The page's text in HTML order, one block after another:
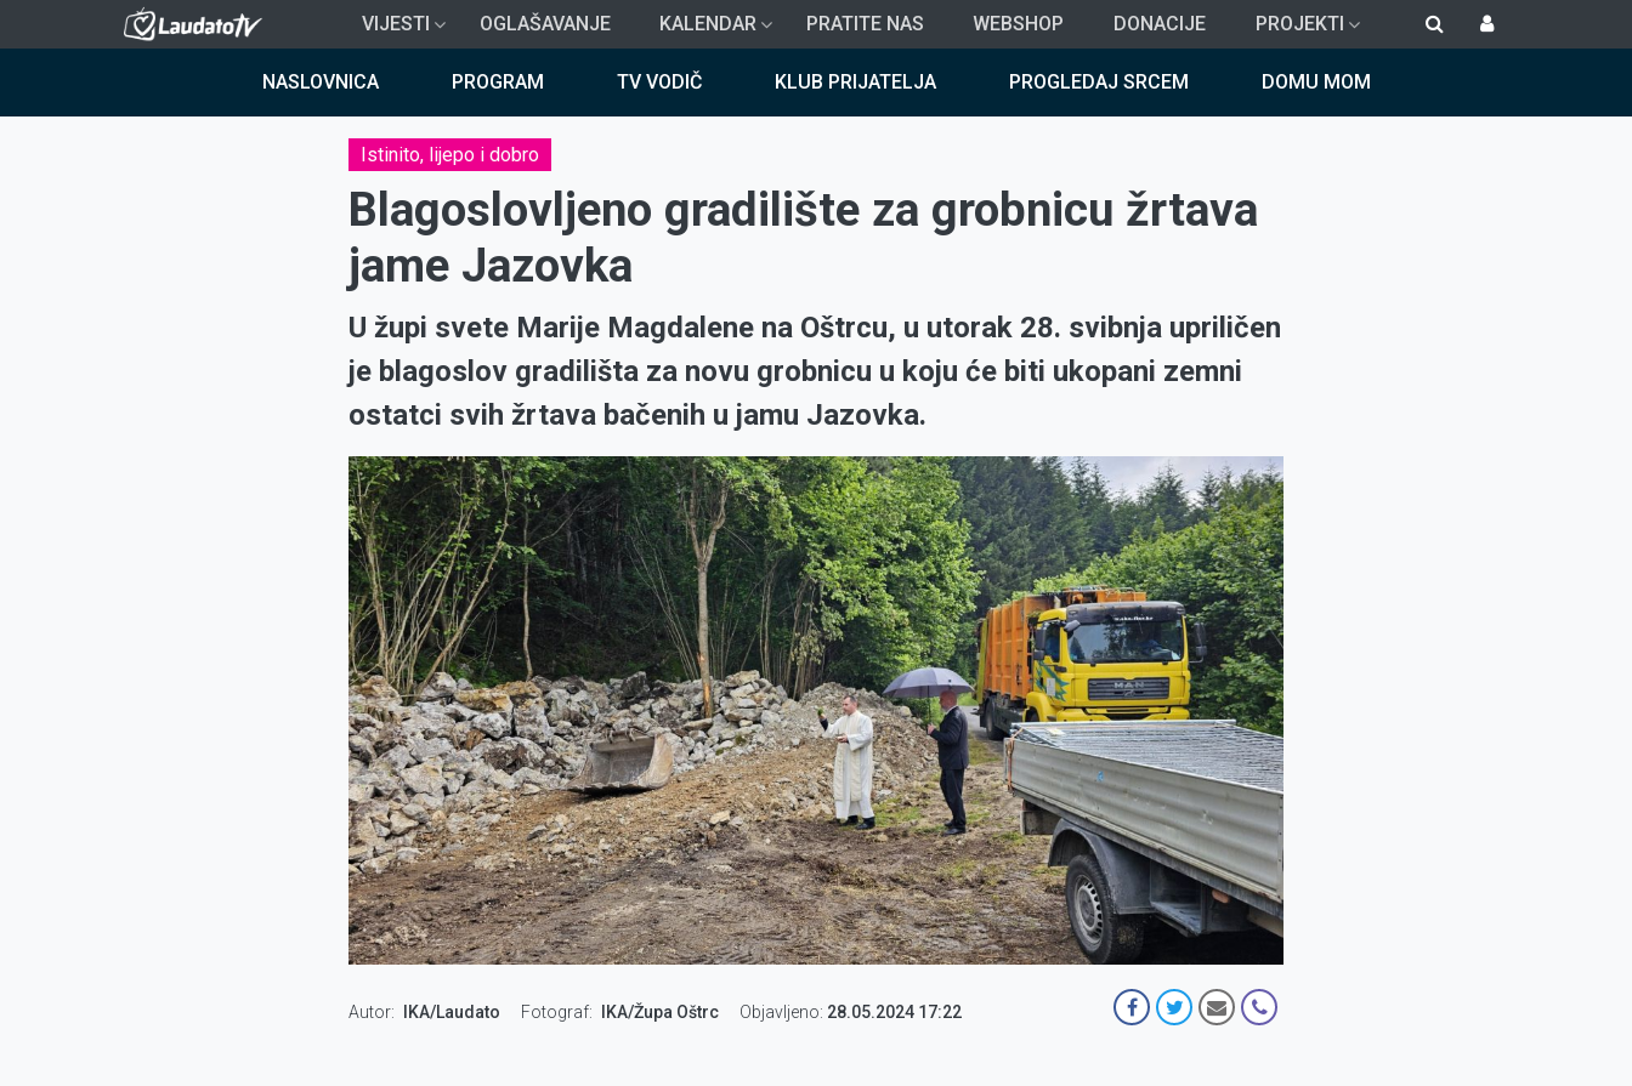
na
VIJESTI OGLAŠAVANJE KALENDAR PRATITE NAS WEBSHOP DONACIJE PROJEKTI
NASLOVNICA PROGRAM TV VODIČ KLUB PRIJATELJA PROGLEDAJ SRCEM DOMU MOM
Istinito, lijepo i dobro
Blagoslovljeno gradilište za grobnicu žrtava
jame Jazovka
U župi svete Marije Magdalene na Oštrcu, u utorak 28. svibnja upriličen
je blagoslov gradilišta za novu grobnicu u koju će biti ukopani zemni
ostatci svih žrtava bačenih u jamu Jazovka.
Autor IKA/Laudato Fotograf IKA/Župa Oštrc Objavljeno: 28.05.2024 17:22